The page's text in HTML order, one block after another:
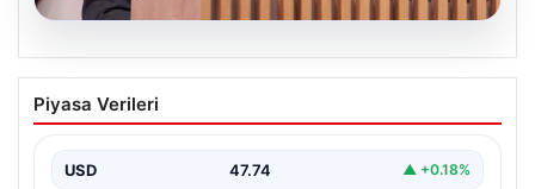
Galatasaray, Sosyal Medya Üzerinden
Yürütülen Nefret Söylemi
Başlattı
Piyasa Verileri
USD 47.74 ▲ +0.18%